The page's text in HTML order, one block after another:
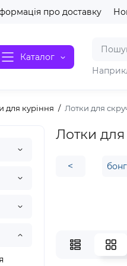
про доставку
Каталог
для куріння Лотки для
Лотки для
< бонг